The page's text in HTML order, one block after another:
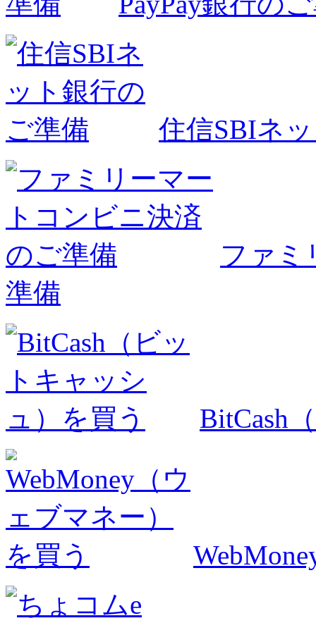
住信SBIネ
ファミ
準備
BitCash